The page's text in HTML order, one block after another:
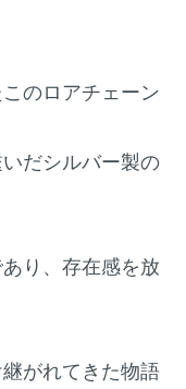
のロアチェーン
だシルバー製の
り、存在感を放
がれてきた物語